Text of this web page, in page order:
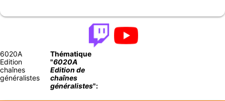
6020A
Edition
chaînes
généralistes
Thématique
"6020A
Edition de
chaînes
généralistes":